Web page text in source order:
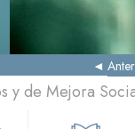
y de Mejora